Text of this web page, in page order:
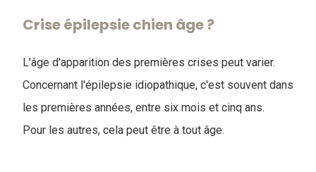
Crise épilepsie chien âge ?
L'âge d'apparition des premières crises peut varier.
Concernant l'épilepsie idiopathique, c'est souvent dans
les premières années, entre six mois et cinq ans.
Pour les autres, cela peut être à tout âge.